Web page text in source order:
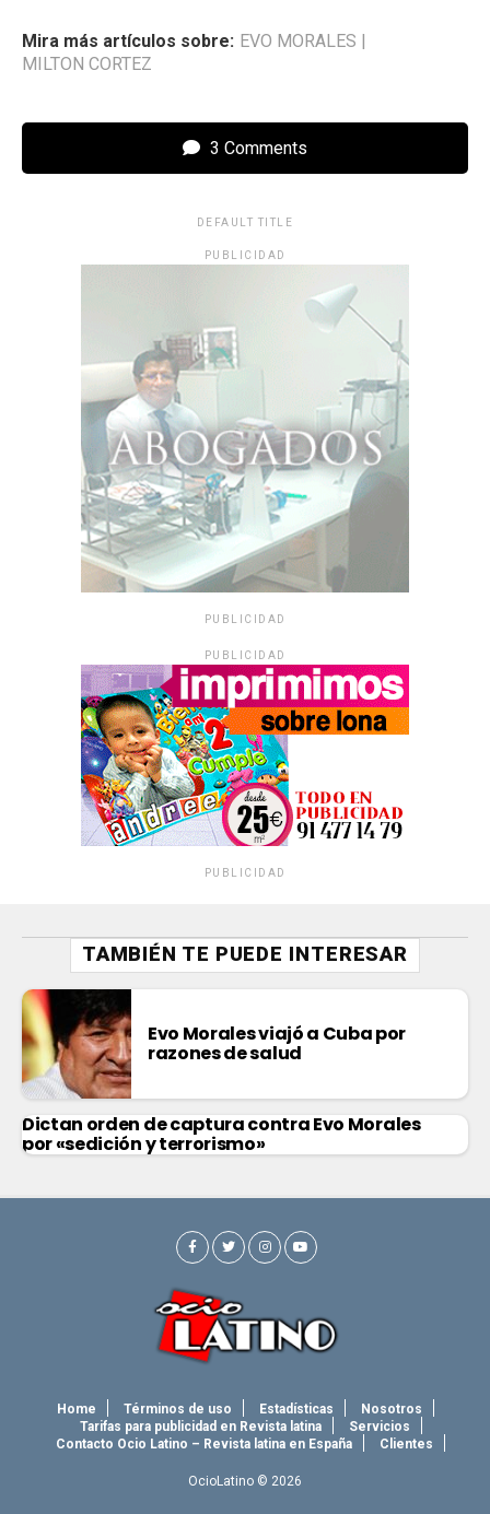
Mira más artículos sobre: EVO MORALES
MILTON CORTEZ
3 Comments
DEFAULT TITLE
PUBLICIDAD
PUBLICIDAD
PUBLICIDAD
PUBLICIDAD
TAMBIÉN TE PUEDE INTERESAR
Evo Morales viajó a Cuba por
razones de salud
Dictan orden de captura contra Evo Morales
por «sedición y terrorismo»
Home Términos de uso Estadísticas
Nosotros
Tarifas para publicidad en Revista latina
Servicios
Contacto Ocio Latino – Revista latina en España
Clientes
OcioLatino © 2026